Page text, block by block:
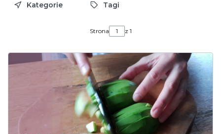
Kategorie Tagi
Strona z 1